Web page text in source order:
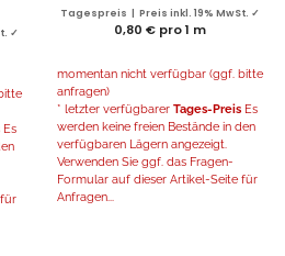
✓
Es
Tagespreis | Preis inkl. 19% MwSt. ✓
0,80 € pro 1 m
momentan nicht verfügbar (ggf. bitte
anfragen)
* letzter verfügbarer Tages-Preis Es
werden keine freien Bestände in den
verfügbaren Lägern angezeigt.
Verwenden Sie ggf. das Fragen-
Formular auf dieser Artikel-Seite für
Anfragen...